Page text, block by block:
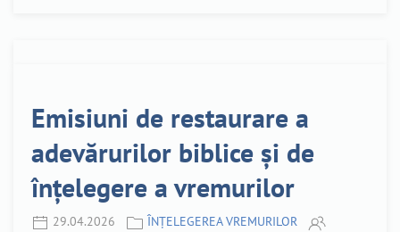
Emisiuni de restaurare a
adevărurilor biblice și de
înțelegere a vremurilor
29.04.2026 ÎNȚELEGEREA VREMURILOR